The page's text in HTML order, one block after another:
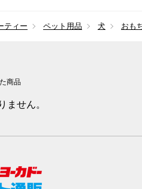
ティー ペット用品 犬 おも
商品
ません。